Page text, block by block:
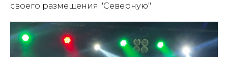
своего размещения "Северную"